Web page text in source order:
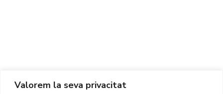
Valorem la seva privacitat
CONTACTE